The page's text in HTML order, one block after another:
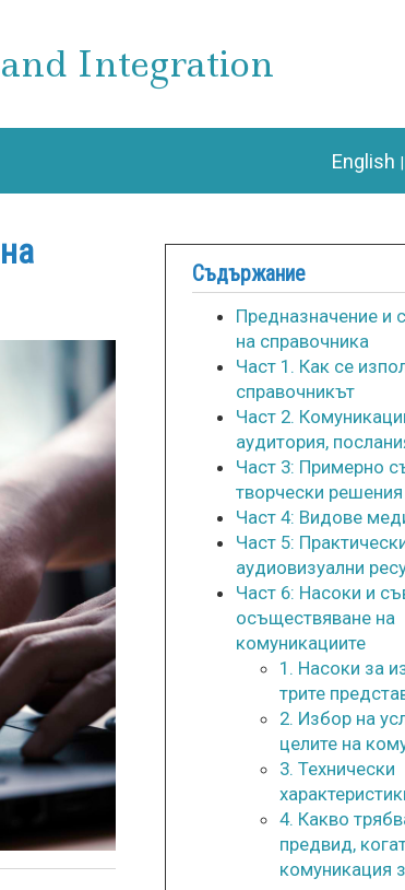
Integration
English
Съдържание
Предназначение и
на справочника
Част 1. Как се
справочникът
Част 2.
аудитория,
Част 3: Примерно
творчески решения
Част 4: Видове
Част 5:
аудиовизуални
Част 6: Насоки и
осъществяване на
комуникациите
1. Насоки за
трите
2. Избор на
целите на
3. Технически
4. Какво
предвид,
комуникация